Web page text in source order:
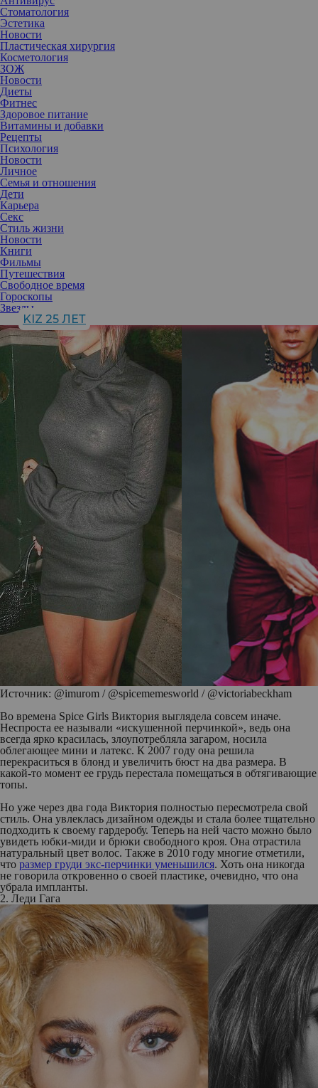
Стоматология
Эстетика
Новости
Пластическая хирургия
Косметология
ЗОЖ
Новости
Диеты
Фитнес
Здоровое питание
Витамины и добавки
Рецепты
Психология
Новости
Личное
Семья и отношения
Дети
Карьера
Секс
Стиль жизни
Новости
Книги
Фильмы
Путешествия
Свободное время
Гороскопы
Звезды
KIZ 25 ЛЕТ
Времена гламурных «нулевых» давно прошли, а некоторые
селебрити застряли в одном образе. Но к героиням подборки это
не относится. Они полностью пересмотрели свой стиль.
1. Виктория Бэкхем
Источник: @imurom / @spicememesworld / @victoriabeckham
Во времена Spice Girls Виктория выглядела совсем иначе.
Неспроста ее называли «искушенной перчинкой», ведь она
всегда ярко красилась, злоупотребляла загаром, носила
облегающее мини и латекс. К 2007 году она решила
перекраситься в блонд и увеличить бюст на два размера. В
какой-то момент ее грудь перестала помещаться в обтягивающие
топы.
Но уже через два года Виктория полностью пересмотрела свой
стиль. Она увлеклась дизайном одежды и стала более тщательно
подходить к своему гардеробу. Теперь на ней часто можно было
увидеть юбки-миди и брюки свободного кроя. Она отрастила
натуральный цвет волос. Также в 2010 году многие отметили,
что размер груди экс-перчинки уменьшился. Хоть она никогда
не говорила откровенно о своей пластике, очевидно, что она
убрала импланты.
2. Леди Гага